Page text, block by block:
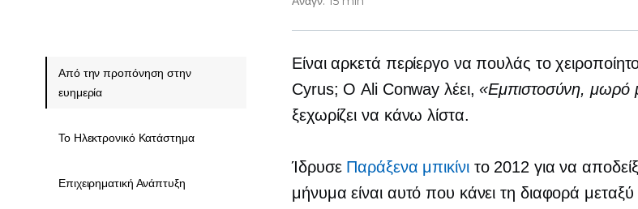
Είναι αρκετά περίεργο να πουλάς το
Cyrus; Ο Ali Conway λέει,«Εμπιστοσύνη, μωρό
ξεχωρίζεινα κάνω λίστα.
Ίδρυσε Παράξενα μπικίνιτο 2012 για να
μήνυμα είναι αυτό που κάνει τη διαφορά
Από την προπόνηση στην
ευημερία
Το Ηλεκτρονικό Κατάστημα
Επιχειρηματική Ανάπτυξη